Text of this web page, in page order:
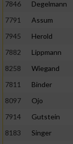
7846
Degelmann
7791
Assum
7945
Herold
7882
Lippmann
8258
Wiegand
7811
Binder
8097
Ojo
7914
Gutstein
8183
Singer